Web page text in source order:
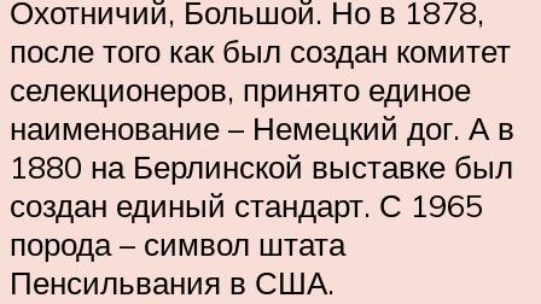
Охотничий, Большой. Но в 1878,
после того как был создан комитет
селекционеров, принято единое
наименование – Немецкий дог. А в
1880 на Берлинской выставке был
создан единый стандарт. С 1965
порода – символ штата
Пенсильвания в США.